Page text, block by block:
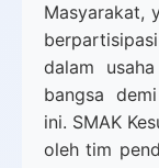
Masyarakat,
dalam
bangsa
ini. SMAK
oleh tim